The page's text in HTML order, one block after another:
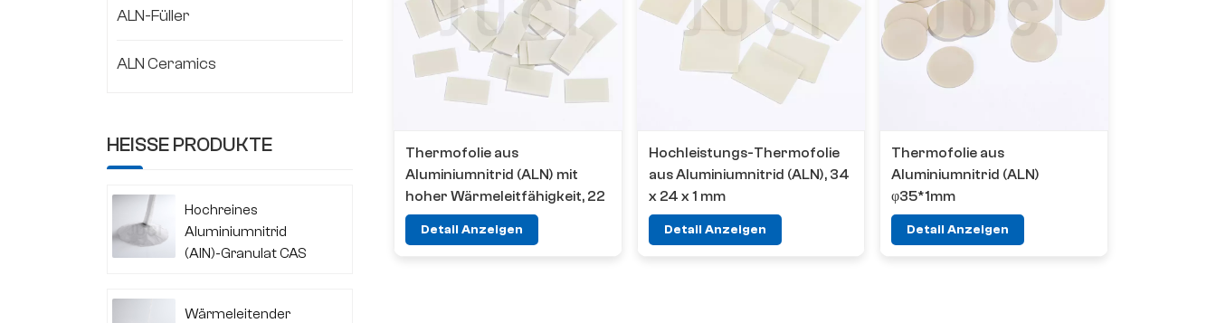
Thermofolie aus
Aluminiumnitrid (ALN) mit
hoher Wärmeleitfähigkeit, 22
x 17 x 1 mm
Detail Anzeigen
Hochleistungs-Thermofolie
aus Aluminiumnitrid (ALN), 34
x 24 x 1 mm
Detail Anzeigen
Thermofolie aus
Aluminiumnitrid (ALN)
φ35*1mm
Detail Anzeigen
ALN-Füller
ALN Ceramics
HEISSE PRODUKTE
Hochreines
Aluminiumnitrid
(AlN)-Granulat CAS
Wärmeleitender